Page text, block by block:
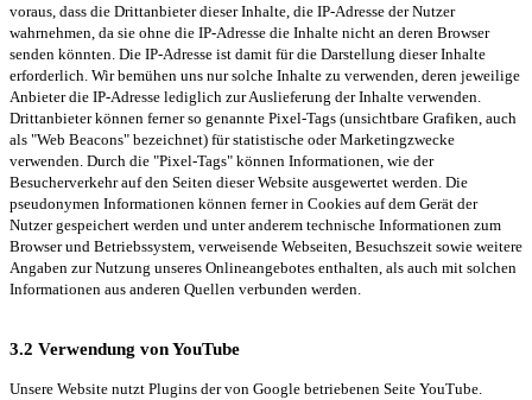
voraus, dass die Drittanbieter dieser Inhalte, die IP-Adresse der Nutzer
wahrnehmen, da sie ohne die IP-Adresse die Inhalte nicht an deren Browser
senden könnten. Die IP-Adresse ist damit für die Darstellung dieser Inhalte
erforderlich. Wir bemühen uns nur solche Inhalte zu verwenden, deren jeweilige
Anbieter die IP-Adresse lediglich zur Auslieferung der Inhalte verwenden.
Drittanbieter können ferner so genannte Pixel-Tags (unsichtbare Grafiken, auch
als "Web Beacons" bezeichnet) für statistische oder Marketingzwecke
verwenden. Durch die "Pixel-Tags" können Informationen, wie der
Besucherverkehr auf den Seiten dieser Website ausgewertet werden. Die
pseudonymen Informationen können ferner in Cookies auf dem Gerät der
Nutzer gespeichert werden und unter anderem technische Informationen zum
Browser und Betriebssystem, verweisende Webseiten, Besuchszeit sowie weitere
Angaben zur Nutzung unseres Onlineangebotes enthalten, als auch mit solchen
Informationen aus anderen Quellen verbunden werden.
3.2 Verwendung von YouTube
Unsere Website nutzt Plugins der von Google betriebenen Seite YouTube.